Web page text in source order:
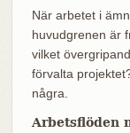
När arbetet i
huvudgrenen är
vilket
förvalta
några.
Arbetsflöden